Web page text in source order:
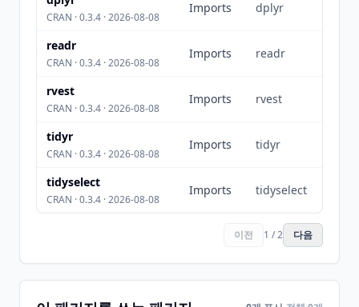
CRAN · 0.3.4 · 2026-08-08
Imports dplyr
readr
CRAN · 0.3.4 · 2026-08-08
Imports readr
rvest
CRAN · 0.3.4 · 2026-08-08
Imports rvest
tidyr
CRAN · 0.3.4 · 2026-08-08
Imports tidyr
tidyselect
CRAN · 0.3.4 · 2026-08-08
Imports tidyselect
이전 1 / 2 다음